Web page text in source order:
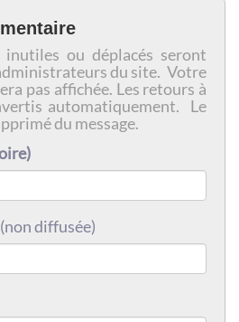
inutiles ou déplacés seront
du site. Votre
pas affichée. Les retours à
automatiquement. Le
du message.
(non diffusée)